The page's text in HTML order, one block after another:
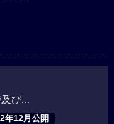
び...
年12月公開